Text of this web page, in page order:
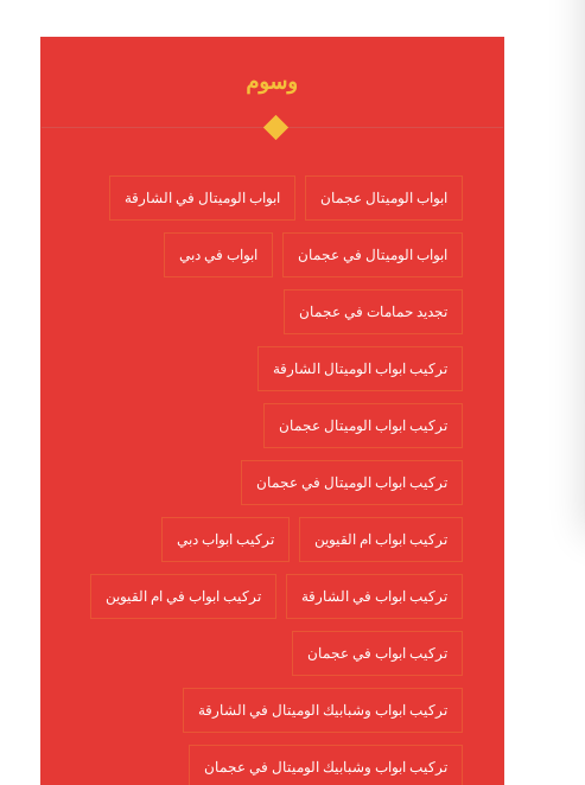
وسوم
ابواب الوميتال عجمان ابواب الوميتال في الشارقة
ابواب الوميتال في عجمان ابواب في دبي
تجديد حمامات في عجمان
تركيب ابواب الوميتال الشارقة
تركيب ابواب الوميتال عجمان
تركيب ابواب الوميتال في عجمان
تركيب ابواب ام القيوين تركيب ابواب دبي
تركيب ابواب في الشارقة تركيب ابواب في ام القيوين
تركيب ابواب في عجمان
تركيب ابواب وشبابيك الوميتال في الشارقة
تركيب ابواب وشبابيك الوميتال في عجمان